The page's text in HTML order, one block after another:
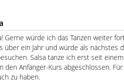
Gerne würde ich das Tanzen weiter
über ein Jahr und würde als nächstes
Salsa tanze ich erst seit
den Anfänger-Kurs abgeschlossen.
zu haben.